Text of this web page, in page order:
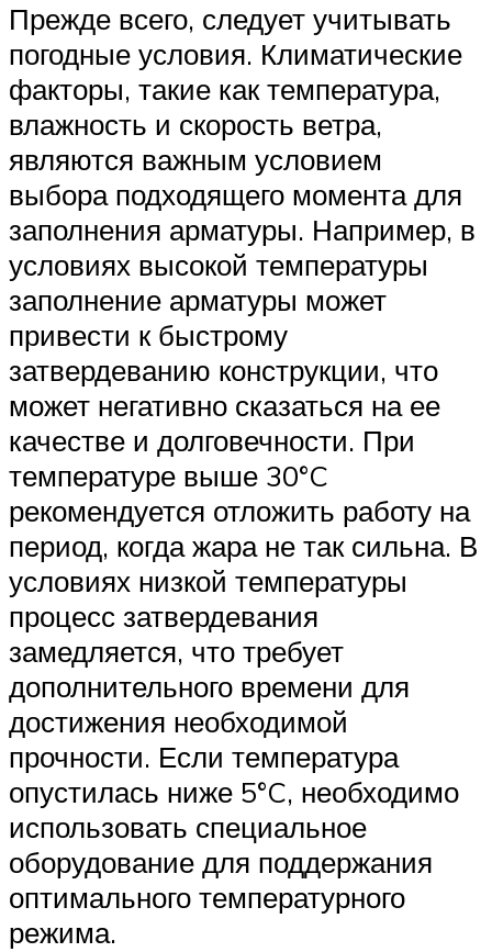
Прежде всего, следует учитывать
погодные условия. Климатические
факторы, такие как температура,
влажность и скорость ветра,
являются важным условием
выбора подходящего момента для
заполнения арматуры. Например, в
условиях высокой температуры
заполнение арматуры может
привести к быстрому
затвердеванию конструкции, что
может негативно сказаться на ее
качестве и долговечности. При
температуре выше 30°C
рекомендуется отложить работу на
период, когда жара не так сильна. В
условиях низкой температуры
процесс затвердевания
замедляется, что требует
дополнительного времени для
достижения необходимой
прочности. Если температура
опустилась ниже 5°C, необходимо
использовать специальное
оборудование для поддержания
оптимального температурного
режима.